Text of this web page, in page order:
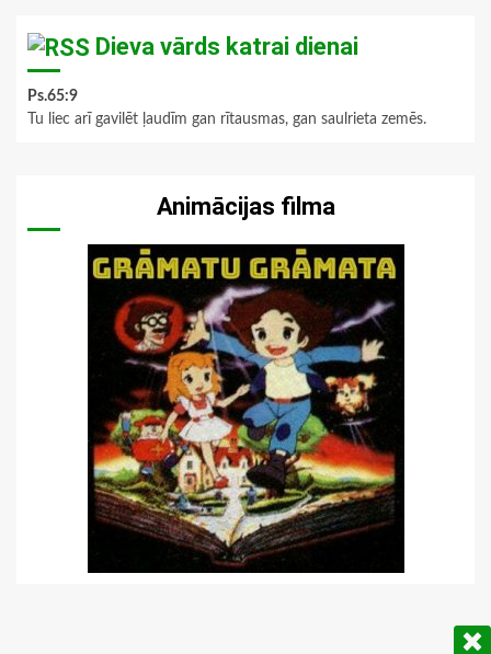
Dieva vārds katrai dienai
Ps.65:9
Tu liec arī gavilēt ļaudīm gan rītausmas, gan saulrieta zemēs.
Animācijas filma